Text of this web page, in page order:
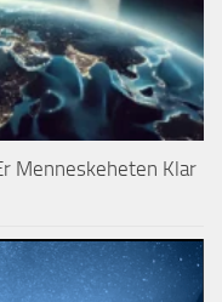
Menneskeheten Klar